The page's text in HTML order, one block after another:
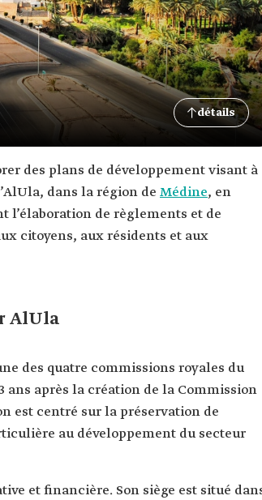
détails
des plans de développement visant à
dans la région de Médine, en
l’élaboration de règlements et de
citoyens, aux résidents et aux
AlUla
des quatre commissions royales du
ans après la création de la Commission
est centré sur la préservation de
au développement du secteur
et financière. Son siège est situé